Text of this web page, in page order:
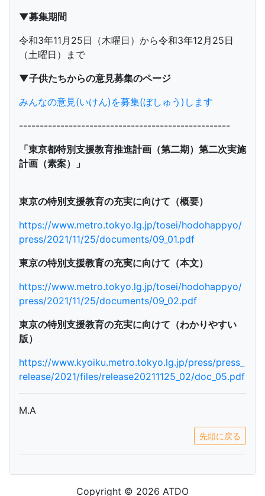
▼募集期間
令和3年11月25日（木曜日）から令和3年12月25日
（土曜日）まで
▼子供たちからの意見募集のページ
みんなの意見(いけん)を募集(ぼしゅう)します
---------------------------------------------------
「東京都特別支援教育推進計画（第二期）第二次実施
計画（素案）」
東京の特別支援教育の充実に向けて（概要）
https://www.metro.tokyo.lg.jp/tosei/hodohappyo/
press/2021/11/25/documents/09_01.pdf
東京の特別支援教育の充実に向けて（本文）
https://www.metro.tokyo.lg.jp/tosei/hodohappyo/
press/2021/11/25/documents/09_02.pdf
東京の特別支援教育の充実に向けて（わかりやすい
版）
https://www.kyoiku.metro.tokyo.lg.jp/press/press_
release/2021/files/release20211125_02/doc_05.pdf
M.A
先頭に戻る
Copyright © 2026 ATDO